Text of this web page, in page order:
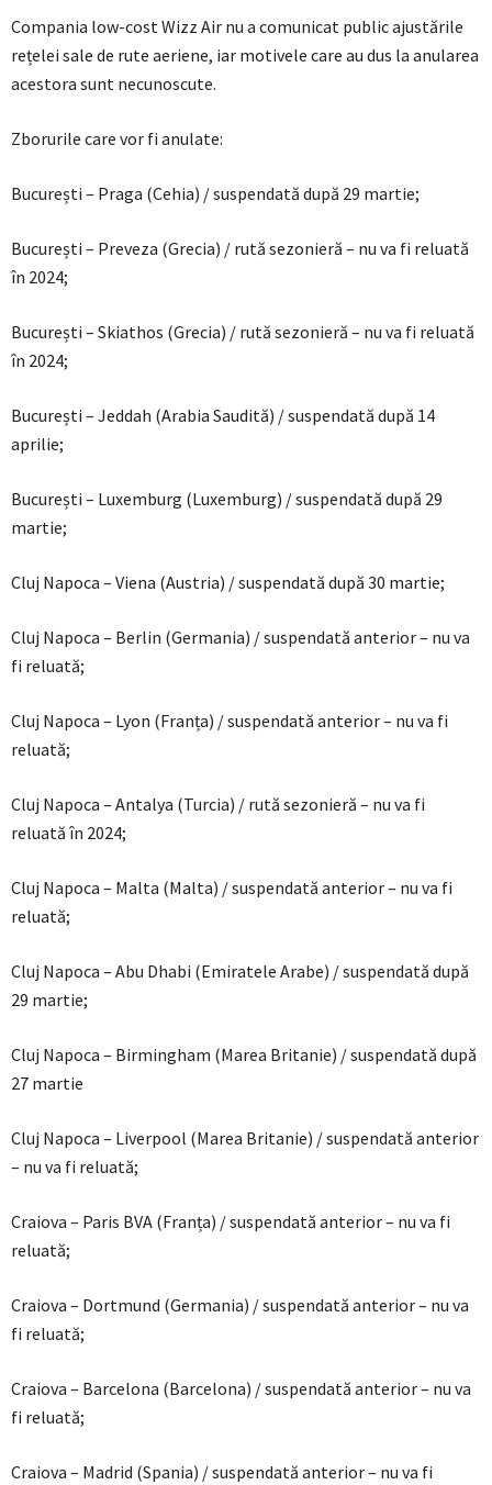
Compania low-cost Wizz Air nu a comunicat public ajustările
rețelei sale de rute aeriene, iar motivele care au dus la anularea
acestora sunt necunoscute.
Zborurile care vor fi anulate:
București – Praga (Cehia) / suspendată după 29 martie;
București – Preveza (Grecia) / rută sezonieră – nu va fi reluată
în 2024;
București – Skiathos (Grecia) / rută sezonieră – nu va fi reluată
în 2024;
București – Jeddah (Arabia Saudită) / suspendată după 14
aprilie;
București – Luxemburg (Luxemburg) / suspendată după 29
martie;
Cluj Napoca – Viena (Austria) / suspendată după 30 martie;
Cluj Napoca – Berlin (Germania) / suspendată anterior – nu va
fi reluată;
Cluj Napoca – Lyon (Franța) / suspendată anterior – nu va fi
reluată;
Cluj Napoca – Antalya (Turcia) / rută sezonieră – nu va fi
reluată în 2024;
Cluj Napoca – Malta (Malta) / suspendată anterior – nu va fi
reluată;
Cluj Napoca – Abu Dhabi (Emiratele Arabe) / suspendată după
29 martie;
Cluj Napoca – Birmingham (Marea Britanie) / suspendată după
27 martie
Cluj Napoca – Liverpool (Marea Britanie) / suspendată anterior
– nu va fi reluată;
Craiova – Paris BVA (Franța) / suspendată anterior – nu va fi
reluată;
Craiova – Dortmund (Germania) / suspendată anterior – nu va
fi reluată;
Craiova – Barcelona (Barcelona) / suspendată anterior – nu va
fi reluată;
Craiova – Madrid (Spania) / suspendată anterior – nu va fi